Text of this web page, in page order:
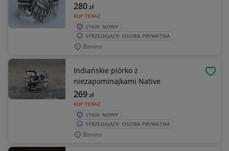
KUP TERAZ
280zł
STAN: NOWY
SPRZEDAJĄCY: OSOBA PRYWATNA
Banino
Indiańskie piórko z
niezapominajkami Native
KUP TERAZ
269zł
STAN: NOWY
SPRZEDAJĄCY: OSOBA PRYWATNA
Banino